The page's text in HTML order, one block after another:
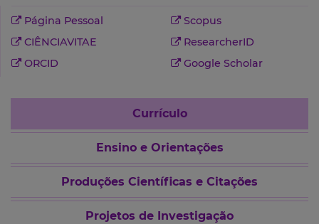
Página Pessoal
Scopus
CIÊNCIAVITAE
ResearcherID
ORCID
Google Scholar
Currículo
Ensino e Orientações
Produções Científicas e Citações
Projetos de Investigação